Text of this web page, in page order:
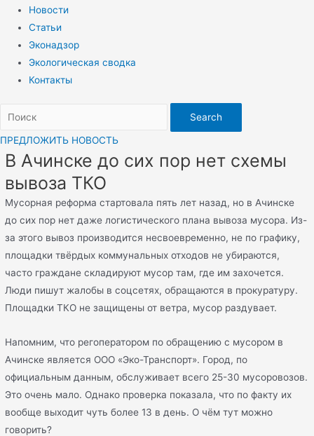
Новости
Статьи
Эконадзор
Экологическая сводка
Контакты
Search
ПРЕДЛОЖИТЬ НОВОСТЬ
В Ачинске до сих пор нет схемы
вывоза ТКО
Мусорная реформа стартовала пять лет назад, но в Ачинске
до сих пор нет даже логистического плана вывоза мусора. Из-
за этого вывоз производится несвоевременно, не по графику,
площадки твёрдых коммунальных отходов не убираются,
часто граждане складируют мусор там, где им захочется.
Люди пишут жалобы в соцсетях, обращаются в прокуратуру.
Площадки ТКО не защищены от ветра, мусор раздувает.
Напомним, что регоператором по обращению с мусором в
Ачинске является ООО «Эко-Транспорт». Город, по
официальным данным, обслуживает всего 25-30 мусоровозов.
Это очень мало. Однако проверка показала, что по факту их
вообще выходит чуть более 13 в день. О чём тут можно
говорить?